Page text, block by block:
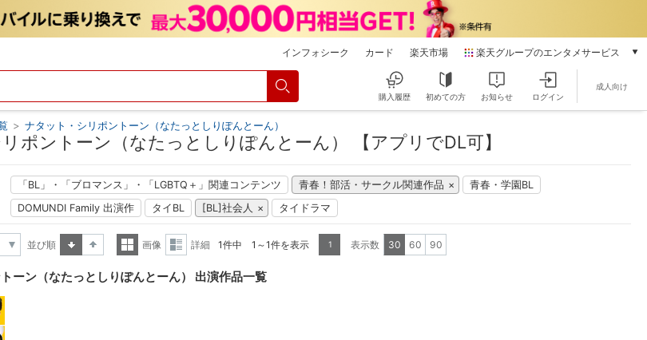
インフォシーク カード 楽天市場 楽天グループのエンタメサービス
本/ゲーム/CD/DVD
雑誌読み放題
動画配信
購入履歴 初めての方 お知らせ ログイン
成人向け
> ナタット・シリポントーン（なたっとしりぽんとーん）
ポントーン（なたっとしりぽんとーん） 【アプリでDL可】
「BL」・「ブロマンス」・「LGBTQ＋」関連コンテンツ 青春！部活・サークル関連作品
青春・学園BL
DOMUNDI Family 出演作
タイBL [BL]社会人 タイドラマ
並び順
表示
画像
表示
詳細 1件中 1～1件を表示 1 表示数 30 60 90
ーン（なたっとしりぽんとーん） 出演作品一覧